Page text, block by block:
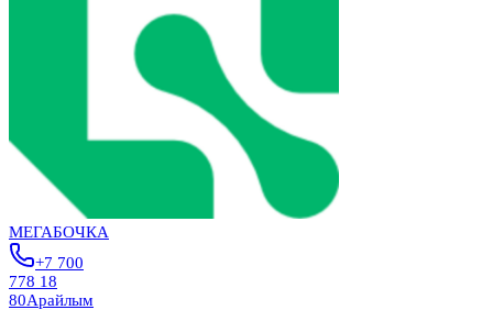
МЕГАБОЧКА
+7 700
778 18
80Арайлым